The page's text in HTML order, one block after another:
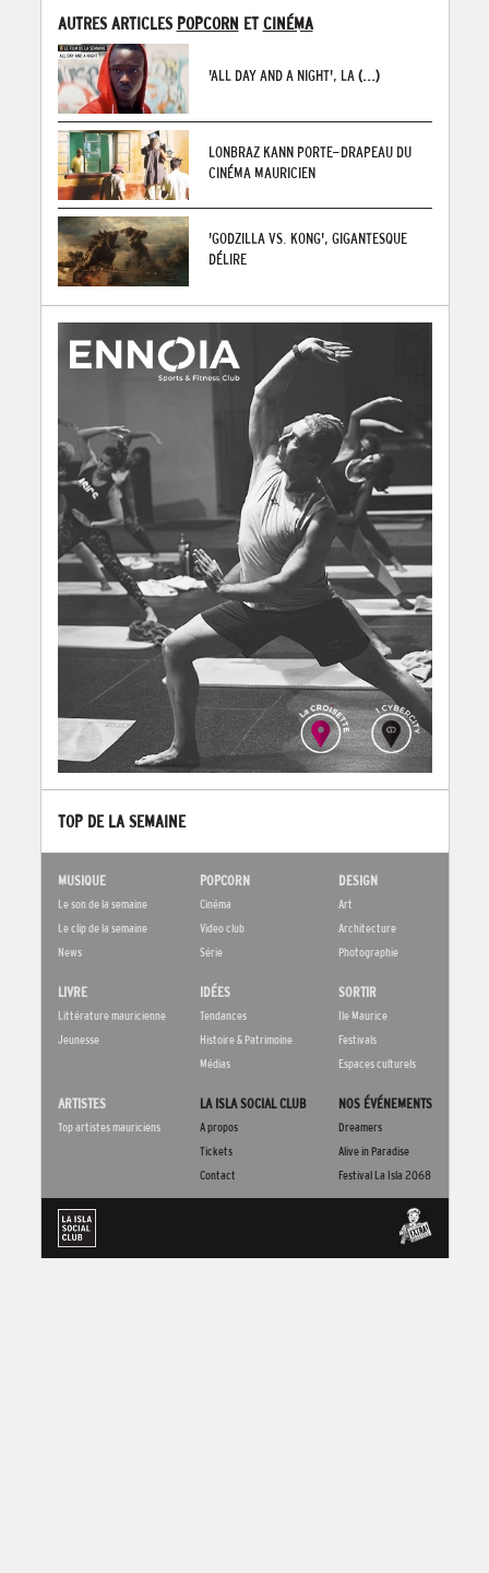
AUTRES ARTICLES POPCORN ET CINÉMA
'ALL DAY AND A NIGHT', LA(...)
LONBRAZ KANN PORTE-DRAPEAU DU
CINÉMA MAURICIEN
'GODZILLA VS. KONG', GIGANTESQUE
DÉLIRE
TOP DE LA SEMAINE
MUSIQUE
Le son de la semaine
Le clip de la semaine
News
POPCORN
Cinéma
Video club
Série
DESIGN
Art
Architecture
Photographie
LIVRE
Littérature mauricienne
Jeunesse
IDÉES
Tendances
Histoire & Patrimoine
Médias
SORTIR
Ile Maurice
Festivals
Espaces culturels
ARTISTES
Top artistes mauriciens
LA ISLA SOCIAL CLUB
A propos
Tickets
Contact
NOS ÉVÉNEMENTS
Dreamers
Alive in Paradise
Festival La Isla 2068